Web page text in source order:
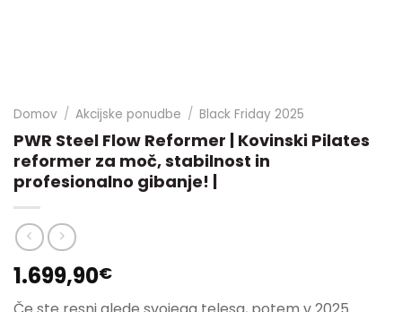
Domov / Akcijske ponudbe / Black Friday 2025
PWR Steel Flow Reformer | Kovinski Pilates
reformer za moč, stabilnost in
profesionalno gibanje! |
1.699,90€